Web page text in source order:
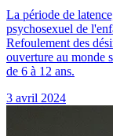
La période de
psychosexuel de
Refoulement des
ouverture au monde
de 6 à 12 ans.
3 avril 2024